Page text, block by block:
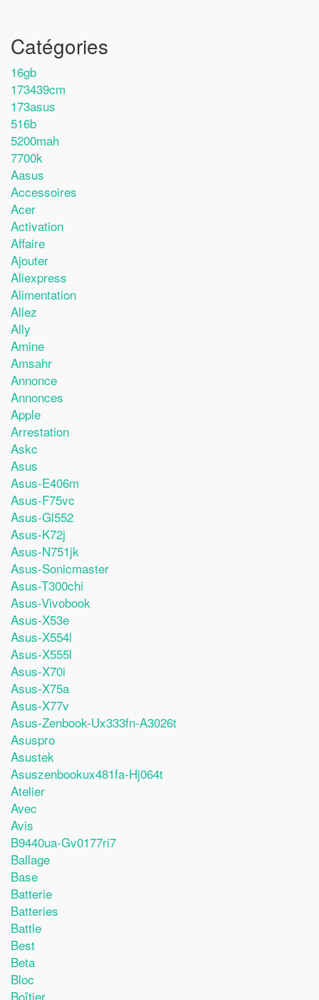
Catégories
16gb
173439cm
173asus
516b
5200mah
7700k
Aasus
Accessoires
Acer
Activation
Affaire
Ajouter
Aliexpress
Alimentation
Allez
Ally
Amine
Amsahr
Annonce
Annonces
Apple
Arrestation
Askc
Asus
Asus-E406m
Asus-F75vc
Asus-Gl552
Asus-K72j
Asus-N751jk
Asus-Sonicmaster
Asus-T300chi
Asus-Vivobook
Asus-X53e
Asus-X554l
Asus-X555l
Asus-X70i
Asus-X75a
Asus-X77v
Asus-Zenbook-Ux333fn-A3026t
Asuspro
Asustek
Asuszenbookux481fa-Hj064t
Atelier
Avec
Avis
B9440ua-Gv0177ri7
Ballage
Base
Batterie
Batteries
Battle
Best
Beta
Bloc
Boîtier